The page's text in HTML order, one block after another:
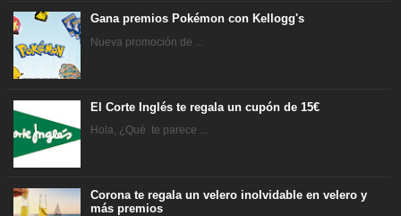
Gana premios Pokémon con Kellogg's
Nueva promoción de ...
El Corte Inglés te regala un cupón de 15€
Hola, ¿Qué te parece ...
Corona te regala un velero inolvidable en velero y
más premios